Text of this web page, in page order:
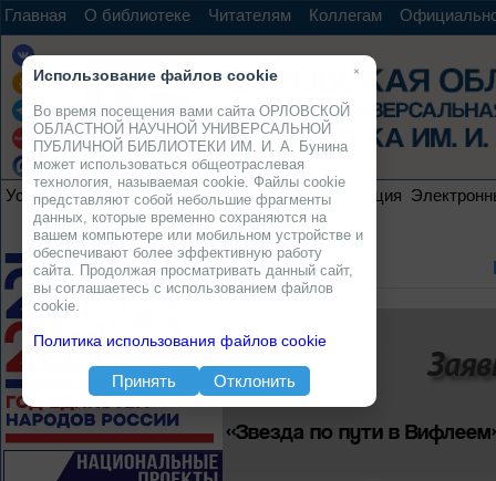
Главная О библиотеке Читателям Коллегам
Услуги Ресурсы Проекты Электронная коллекция
«Звезда по пути в
×
Использование файлов cookie
Во время посещения вами сайта ОРЛОВСКОЙ
ОБЛАСТНОЙ НАУЧНОЙ УНИВЕРСАЛЬНОЙ
ПУБЛИЧНОЙ БИБЛИОТЕКИ ИМ. И. А. Бунина
может использоваться общеотраслевая
технология, называемая cookie. Файлы cookie
представляют собой небольшие фрагменты
данных, которые временно сохраняются на
вашем компьютере или мобильном устройстве и
обеспечивают более эффективную работу
сайта. Продолжая просматривать данный сайт,
вы соглашаетесь с использованием файлов
cookie.
Политика использования файлов cookie
Принять Отклонить